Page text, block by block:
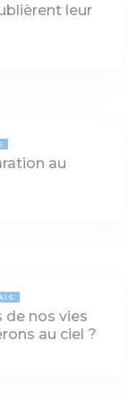
leur
au
de nos vies
au ciel ?